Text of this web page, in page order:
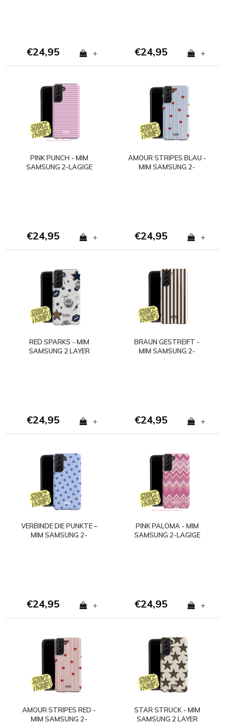
€24,95 + €24,95 +
PINK PUNCH - MIM
SAMSUNG 2-LAGIGE
€24,95 +
AMOUR STRIPES BLAU -
MIM SAMSUNG 2-
€24,95 +
RED SPARKS - MIM
SAMSUNG 2 LAYER
€24,95 +
BRAUN GESTREIFT -
MIM SAMSUNG 2-
€24,95 +
VERBINDE DIE PUNKTE –
MIM SAMSUNG 2-
€24,95 +
PINK PALOMA - MIM
SAMSUNG 2-LAGIGE
€24,95 +
AMOUR STRIPES RED -
MIM SAMSUNG 2-
STAR STRUCK - MIM
SAMSUNG 2 LAYER